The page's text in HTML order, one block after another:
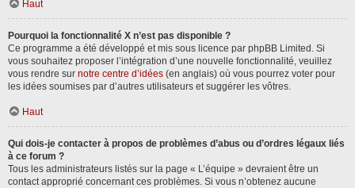
Haut
Pourquoi la fonctionnalité X n’est pas disponible ?
Ce programme a été développé et mis sous licence par phpBB Limited. Si
vous souhaitez proposer l’intégration d’une nouvelle fonctionnalité, veuillez
vous rendre sur notre centre d’idées (en anglais) où vous pourrez voter pour
les idées soumises par d’autres utilisateurs et suggérer les vôtres.
Haut
Qui dois-je contacter à propos de problèmes d’abus ou d’ordres légaux liés
à ce forum ?
Tous les administrateurs listés sur la page « L’équipe » devraient être un
contact approprié concernant ces problèmes. Si vous n’obtenez aucune